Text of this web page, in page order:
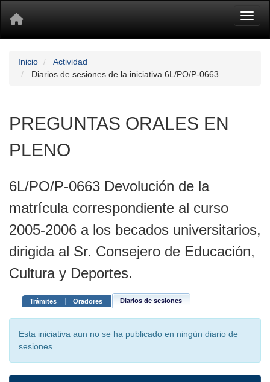
Inicio
Actividad
Diarios de sesiones de la iniciativa 6L/PO/P-0663
PREGUNTAS ORALES EN
PLENO
6L/PO/P-0663 Devolución de la
matrícula correspondiente al curso
2005-2006 a los becados universitarios,
dirigida al Sr. Consejero de Educación,
Cultura y Deportes.
Trámites Oradores Diarios de sesiones
Esta iniciativa aun no se ha publicado en ningún diario de
sesiones